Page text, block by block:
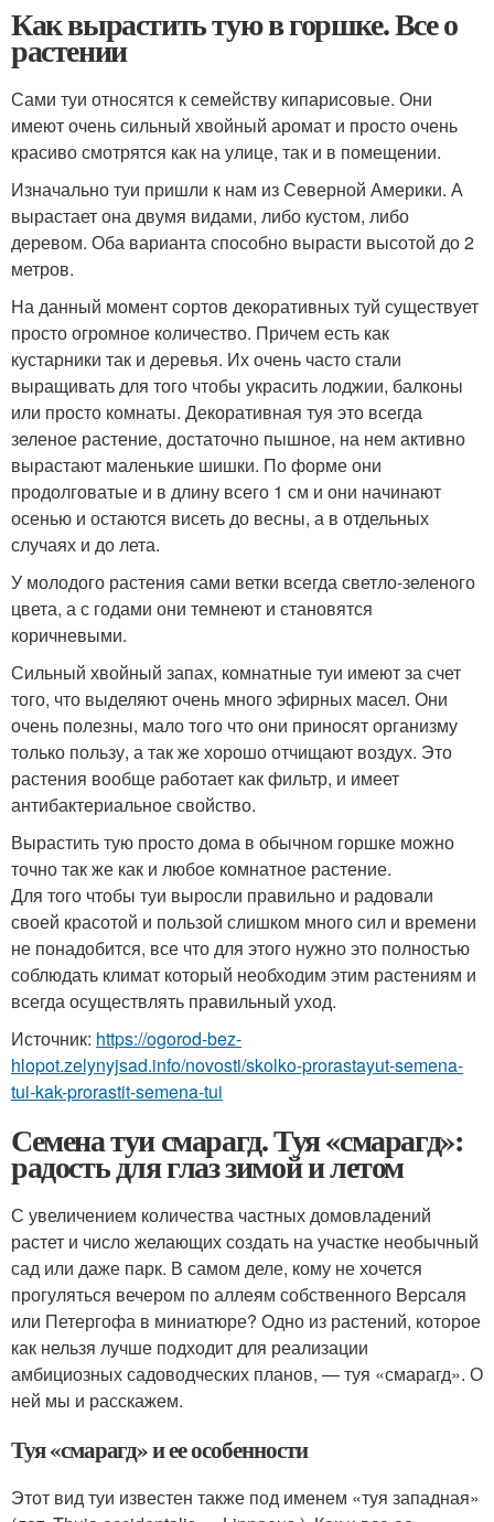
Как вырастить тую в горшке. Все о
растении
Сами туи относятся к семейству кипарисовые. Они
имеют очень сильный хвойный аромат и просто очень
красиво смотрятся как на улице, так и в помещении.
Изначально туи пришли к нам из Северной Америки. А
вырастает она двумя видами, либо кустом, либо
деревом. Оба варианта способно вырасти высотой до 2
метров.
На данный момент сортов декоративных туй существует
просто огромное количество. Причем есть как
кустарники так и деревья. Их очень часто стали
выращивать для того чтобы украсить лоджии, балконы
или просто комнаты. Декоративная туя это всегда
зеленое растение, достаточно пышное, на нем активно
вырастают маленькие шишки. По форме они
продолговатые и в длину всего 1 см и они начинают
осенью и остаются висеть до весны, а в отдельных
случаях и до лета.
У молодого растения сами ветки всегда светло-зеленого
цвета, а с годами они темнеют и становятся
коричневыми.
Сильный хвойный запах, комнатные туи имеют за счет
того, что выделяют очень много эфирных масел. Они
очень полезны, мало того что они приносят организму
только пользу, а так же хорошо отчищают воздух. Это
растения вообще работает как фильтр, и имеет
антибактериальное свойство.
Вырастить тую просто дома в обычном горшке можно
точно так же как и любое комнатное растение.
Для того чтобы туи выросли правильно и радовали
своей красотой и пользой слишком много сил и времени
не понадобится, все что для этого нужно это полностью
соблюдать климат который необходим этим растениям и
всегда осуществлять правильный уход.
Источник: https://ogorod-bez-
hlopot.zelynyjsad.info/novosti/skolko-prorastayut-semena-
tui-kak-prorastit-semena-tui
Семена туи смарагд. Туя «смарагд»:
радость для глаз зимой и летом
С увеличением количества частных домовладений
растет и число желающих создать на участке необычный
сад или даже парк. В самом деле, кому не хочется
прогуляться вечером по аллеям собственного Версаля
или Петергофа в миниатюре? Одно из растений, которое
как нельзя лучше подходит для реализации
амбициозных садоводческих планов, — туя «смарагд». О
ней мы и расскажем.
Туя «смарагд» и ее особенности
Этот вид туи известен также под именем «туя западная»